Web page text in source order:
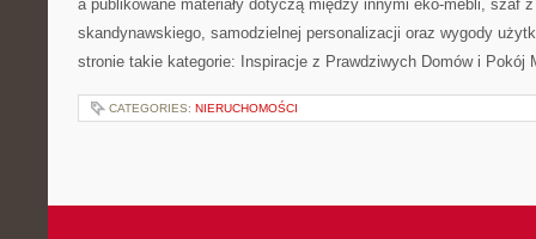
a publikowane materiały dotyczą między innymi eko-mebli, szaf
skandynawskiego, samodzielnej personalizacji oraz wygody
stronie takie kategorie: Inspiracje z Prawdziwych Domów i
CATEGORIES: NIERUCHOMOŚCI